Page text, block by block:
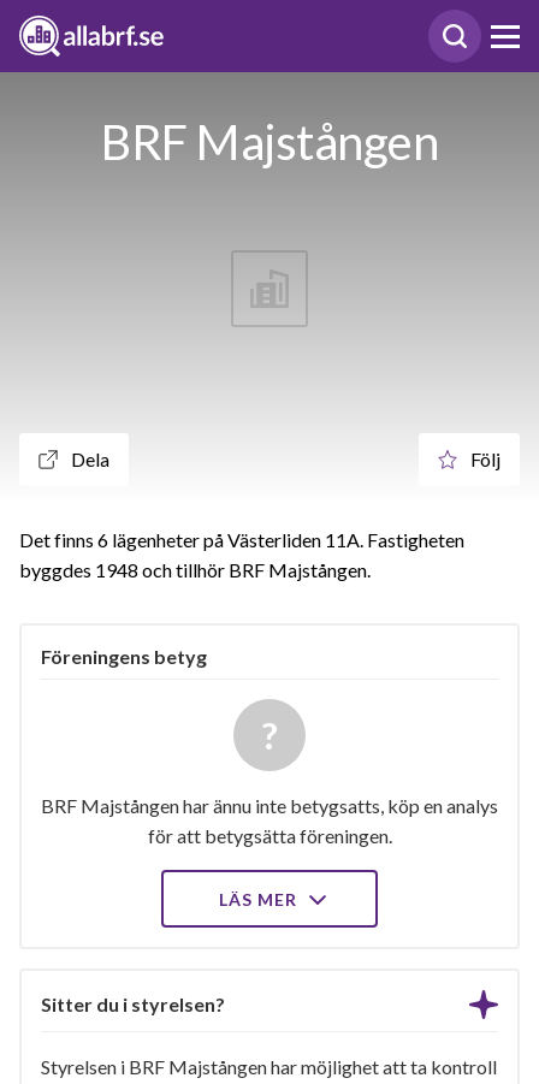
BRF Majstången
Dela Följ
Det finns 6 lägenheter på Västerliden 11A. Fastigheten
byggdes 1948 och tillhör BRF Majstången.
Föreningens betyg
BRF Majstången har ännu inte betygsatts, köp en analys
för att betygsätta föreningen.
LÄS MER
Sitter du i styrelsen?
Styrelsen i BRF Majstången har möjlighet att ta kontroll